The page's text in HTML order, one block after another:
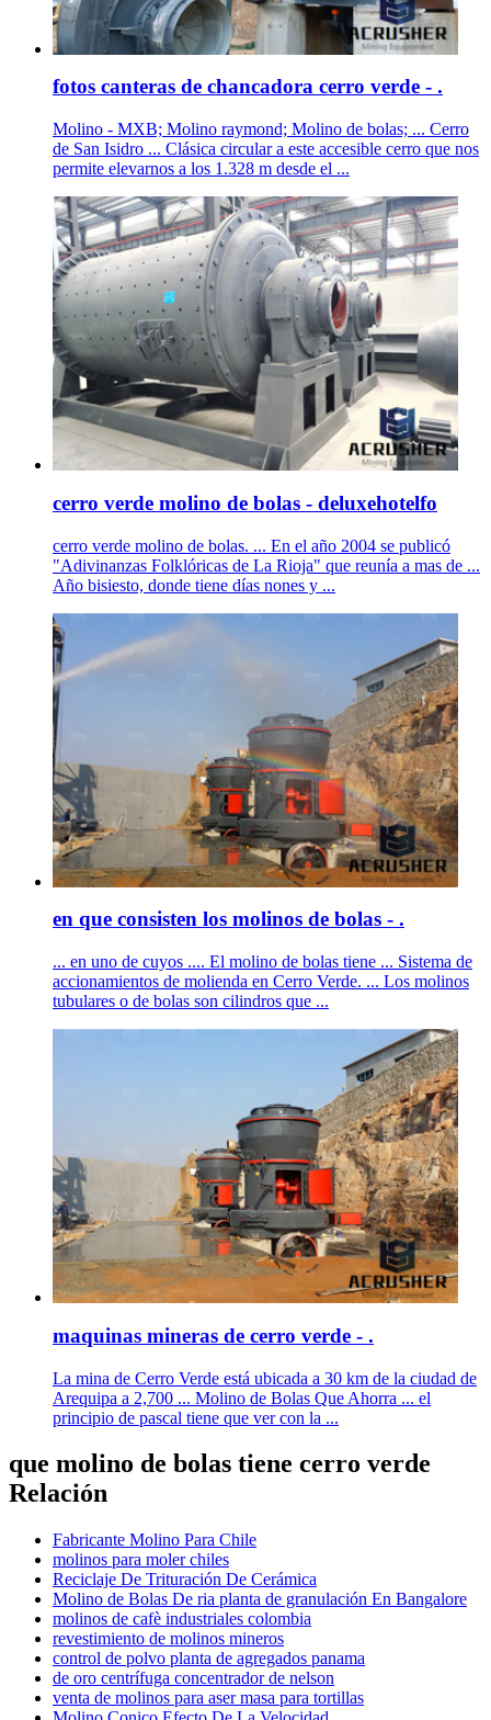
fotos canteras de chancadora cerro verde - .
Molino - MXB; Molino raymond; Molino de bolas; ... Cerro
de San Isidro ... Clásica circular a este accesible cerro que nos
permite elevarnos a los 1.328 m desde el ...
cerro verde molino de bolas - deluxehotelfo
cerro verde molino de bolas. ... En el año 2004 se publicó
"Adivinanzas Folklóricas de La Rioja" que reunía a mas de ...
Año bisiesto, donde tiene días nones y ...
en que consisten los molinos de bolas - .
... en uno de cuyos .... El molino de bolas tiene ... Sistema de
accionamientos de molienda en Cerro Verde. ... Los molinos
tubulares o de bolas son cilindros que ...
maquinas mineras de cerro verde - .
La mina de Cerro Verde está ubicada a 30 km de la ciudad de
Arequipa a 2,700 ... Molino de Bolas Que Ahorra ... el
principio de pascal tiene que ver con la ...
que molino de bolas tiene cerro verde
Relación
Fabricante Molino Para Chile
molinos para moler chiles
Reciclaje De Trituración De Cerámica
Molino de Bolas De ria planta de granulación En Bangalore
molinos de cafè industriales colombia
revestimiento de molinos mineros
control de polvo planta de agregados panama
de oro centrífuga concentrador de nelson
venta de molinos para aser masa para tortillas